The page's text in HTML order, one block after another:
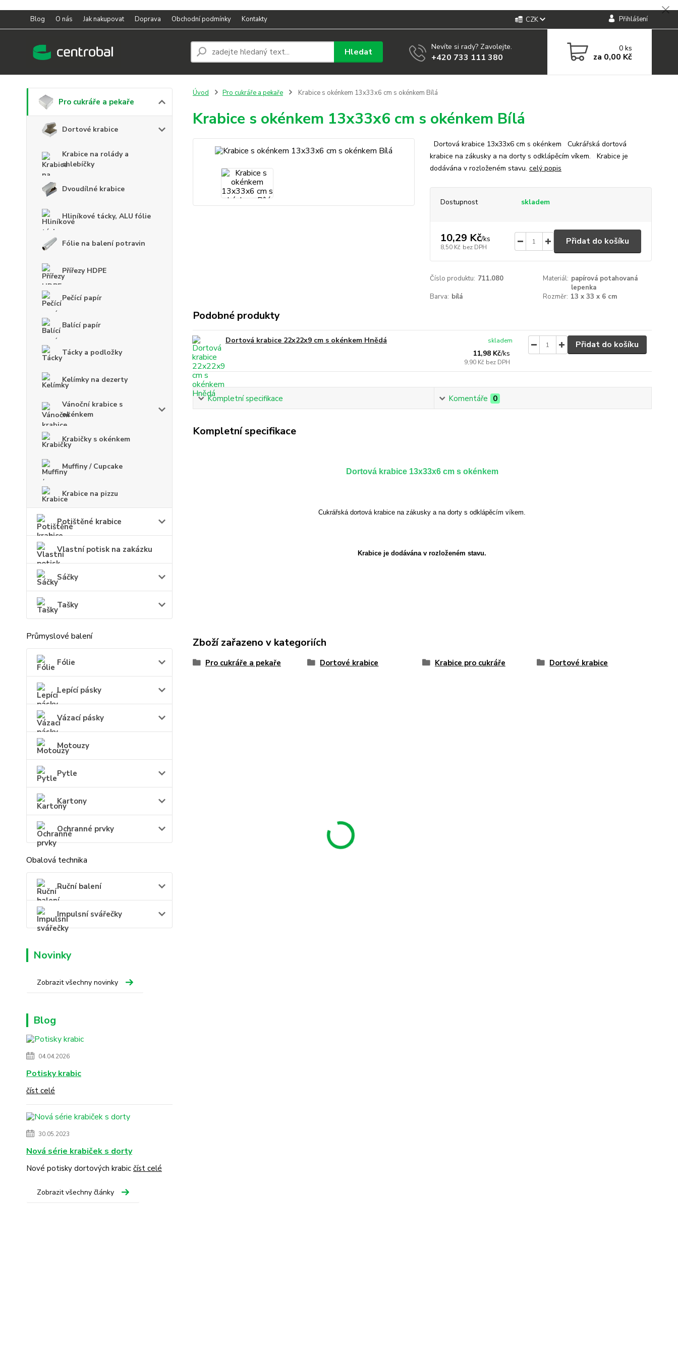
Blog O nás Jak nakupovat Doprava Obchodní podmínky Kontakty CZK Přihlášení
Hledat Nevíte si rady? Zavolejte.
+420 733 111 380
0ks
za 0,00 Kč
Pro cukráře a pekaře
Dortové krabice
Krabice na rolády a
chlebíčky
Dvoudílné krabice
Hliníkové tácky, ALU fólie
Fólie na balení potravin
Přířezy HDPE
Pečící papír
Balící papír
Tácky a podložky
Kelímky na dezerty
Vánoční krabice s
okénkem
Krabičky s okénkem
Muffiny / Cupcake
Krabice na pizzu
Potištěné krabice
Vlastní potisk na zakázku
Sáčky
Tašky
Průmyslové balení
Fólie
Lepící pásky
Vázací pásky
Motouzy
Pytle
Kartony
Ochranné prvky
Obalová technika
Ruční balení
Impulsní svářečky
Novinky
Zobrazit všechny novinky
Blog
04.04.2026
Potisky krabic
číst celé
30.05.2023
Nová série krabiček s dorty
Nové potisky dortových krabic číst celé
Zobrazit všechny články
Úvod Pro cukráře a pekaře Krabice s okénkem 13x33x6 cm s okénkem Bílá
Krabice s okénkem 13x33x6 cm s okénkem Bílá
Dortová krabice 13x33x6 cm s okénkem Cukrářská dortová
krabice na zákusky a na dorty s odklápěcím víkem. Krabice je
dodávána v rozloženém stavu. celý popis
Dostupnost skladem
10,29 Kč/ks
8,50 Kč bez DPH
Přidat do košíku
Číslo produktu: 711.080 Materiál: papírová potahovaná
lepenka
Barva: bílá Rozměr: 13 x 33 x 6 cm
Podobné produkty
Dortová krabice 22x22x9 cm s okénkem Hnědá
11,98 Kč/ks
9,90 Kč bez DPH
skladem Přidat do košíku
Kompletní specifikace Komentáře 0
Kompletní specifikace
Dortová krabice 13x33x6 cm s okénkem
Cukrářská dortová krabice na zákusky a na dorty s odklápěcím víkem.
Krabice je dodávána v rozloženém stavu.
Zboží zařazeno v kategoriích
Pro cukráře a pekaře Dortové krabice Krabice pro cukráře Dortové krabice